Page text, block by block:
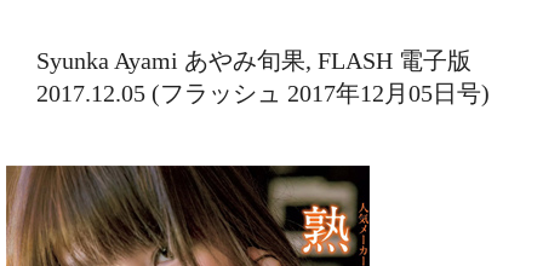
Syunka Ayami あやみ旬果, FLASH 電子版
2017.12.05 (フラッシュ 2017年12月05日号)